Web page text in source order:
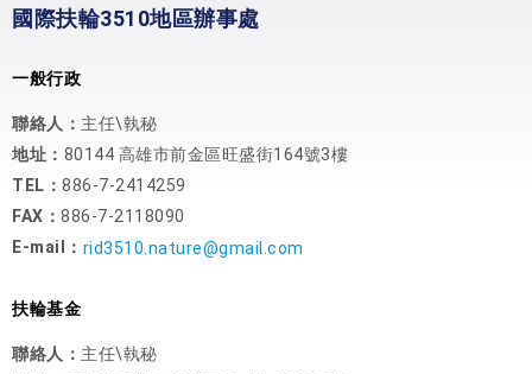
國際扶輪3510地區辦事處
一般行政
聯絡人： 主任\執秘
地址： 80144 高雄市前金區旺盛街164號3樓
TEL： 886-7-2414259
FAX： 886-7-2118090
E-mail： rid3510.nature@gmail.com
扶輪基金
聯絡人： 主任\執秘